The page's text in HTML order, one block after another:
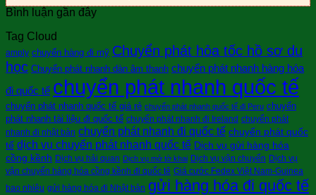
Bình luận gần đây
Tag Cloud
amply chuyển hàng đi mỹ Chuyển phát hỏa tốc hồ sơ du
học Chuyển phát nhanh dàn âm thanh chuyển phát nhanh hàng hóa
đi quốc tế chuyển phát nhanh quốc tế
chuyển phát nhanh quốc tế giá rẻ chuyển phát nhanh quốc tế đi Peru chuyển
phát nhanh tài liệu đi quốc tế chuyển phát nhanh đi Ireland chuyển phát
nhanh đi nhật bản chuyển phát nhanh đi quốc tế chuyển phát quốc
tế dịch vụ chuyển phát nhanh quốc tế Dịch vụ gửi hàng hóa
cồng kềnh Dịch vụ hải quan Dịch vụ mở tờ khai Dịch vụ vận chuyển Dịch vụ
vận chuyển hàng hóa cồng kềnh đi quốc tê Giá cước Fedex Việt Nam-Guinea
bao nhiêu gửi hàng hóa đi Nhật bản gửi hàng hóa đi quốc tế